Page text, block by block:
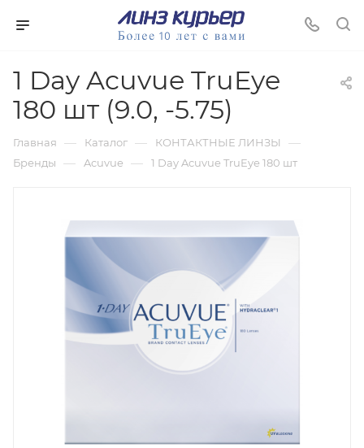
1 Day Acuvue TruEye
180 шт (9.0, -5.75)
Главная — Каталог — КОНТАКТНЫЕ ЛИНЗЫ —
Бренды — Acuvue — 1 Day Acuvue TruEye 180 шт